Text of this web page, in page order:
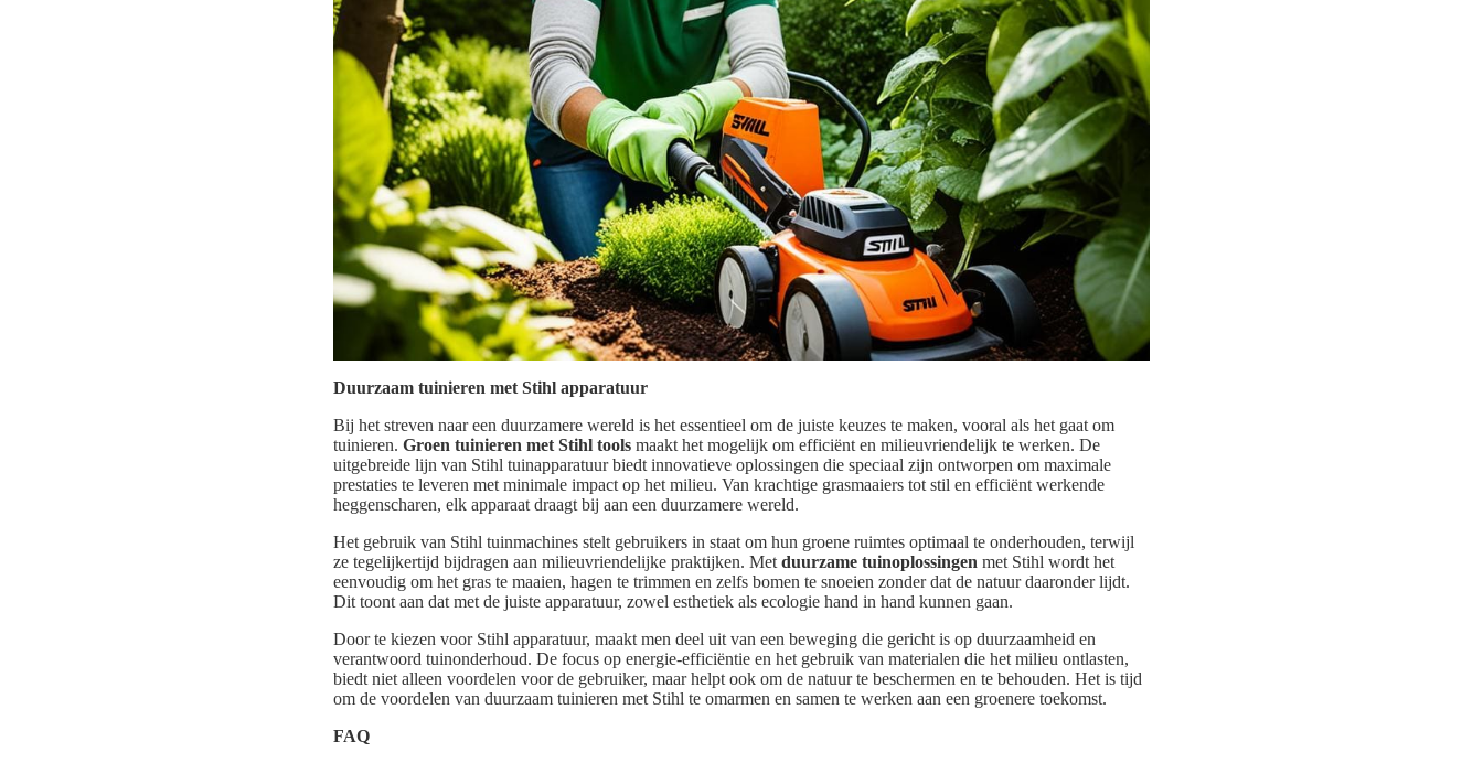
Duurzaam tuinieren met Stihl apparatuur
Bij het streven naar een duurzamere wereld is het essentieel om de juiste keuzes te maken, vooral als het gaat om
tuinieren. Groen tuinieren met Stihl tools maakt het mogelijk om efficiënt en milieuvriendelijk te werken. De
uitgebreide lijn van Stihl tuinapparatuur biedt innovatieve oplossingen die speciaal zijn ontworpen om maximale
prestaties te leveren met minimale impact op het milieu. Van krachtige grasmaaiers tot stil en efficiënt werkende
heggenscharen, elk apparaat draagt bij aan een duurzamere wereld.
Het gebruik van Stihl tuinmachines stelt gebruikers in staat om hun groene ruimtes optimaal te onderhouden, terwijl
ze tegelijkertijd bijdragen aan milieuvriendelijke praktijken. Met duurzame tuinoplossingen met Stihl wordt het
eenvoudig om het gras te maaien, hagen te trimmen en zelfs bomen te snoeien zonder dat de natuur daaronder lijdt.
Dit toont aan dat met de juiste apparatuur, zowel esthetiek als ecologie hand in hand kunnen gaan.
Door te kiezen voor Stihl apparatuur, maakt men deel uit van een beweging die gericht is op duurzaamheid en
verantwoord tuinonderhoud. De focus op energie-efficiëntie en het gebruik van materialen die het milieu ontlasten,
biedt niet alleen voordelen voor de gebruiker, maar helpt ook om de natuur te beschermen en te behouden. Het is tijd
om de voordelen van duurzaam tuinieren met Stihl te omarmen en samen te werken aan een groenere toekomst.
FAQ